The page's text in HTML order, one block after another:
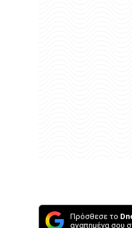
Πρόσθεσε το
αγαπημένα σου